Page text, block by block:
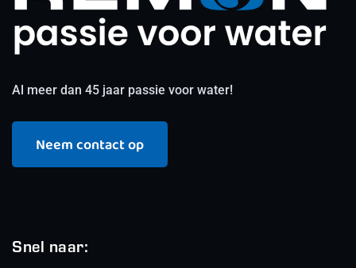
Al meer dan 45 jaar passie voor water!
Neem contact op
Snel naar: